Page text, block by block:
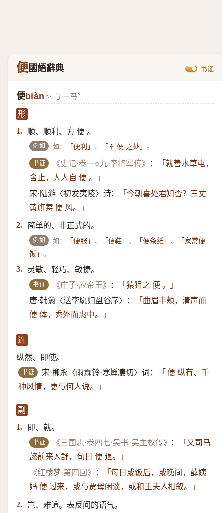
便國語辭典 书证
便biàn ㄅㄧㄢˋ
形
1.
顺、顺利、方 便 。
例如 如： 「便利」 、 「不 便 之处」。
书证 《史记·卷一○九·李将军传》 ：
「就善水草屯，
舍止，人人自 便 。」
宋·陆游〈初发夷陵〉诗：
「今朝喜处君知否？三丈
黄旗舞 便 风。」
2. 简单的、非正式的。
例如 如： 「便服」 、 「便鞋」 、 「便条纸」 、
「家常便
饭」 。
3. 灵敏、轻巧、敏捷。
书证 《庄子·应帝王》 ：
「猿狙之 便 。」
唐·韩愈〈送李愿归盘谷序〉：
「曲眉丰颊，清声而
便 体，秀外而惠中。」
连
纵然、即使。
书证 宋·柳永〈雨霖铃·寒蝉凄切〉词：
「 便 纵有、千
种风情，更与何人说。」
副
1.
即、就。
书证 《三国志·卷四七·吴书·吴主权传》 ：
「又司马
懿前来入舒，旬日 便 退。」
《红楼梦·第四回》
：
「每日或饭后，或晚间，薛姨
妈 便 过来，或与贾母闲谈，或和王夫人相叙。」
2. 岂、难道。表反问的语气。